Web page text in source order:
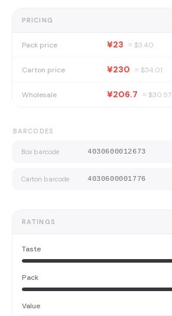
PRICING
Pack price ¥23 ≈ $3.40
Carton price ¥230 ≈ $34.01
Wholesale ¥206.7 ≈ $30.57
BARCODES
Box barcode 4030600012673
Carton barcode 4030600001776
RATINGS
Taste
Pack
Value